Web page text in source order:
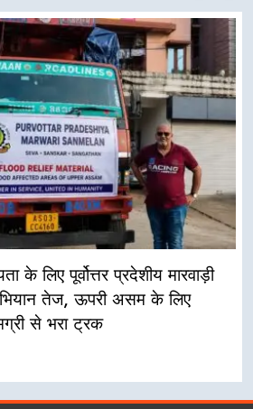
के लिए पूर्वोत्तर प्रदेशीय मारवाड़ी
तेज, ऊपरी असम के लिए
से भरा ट्रक